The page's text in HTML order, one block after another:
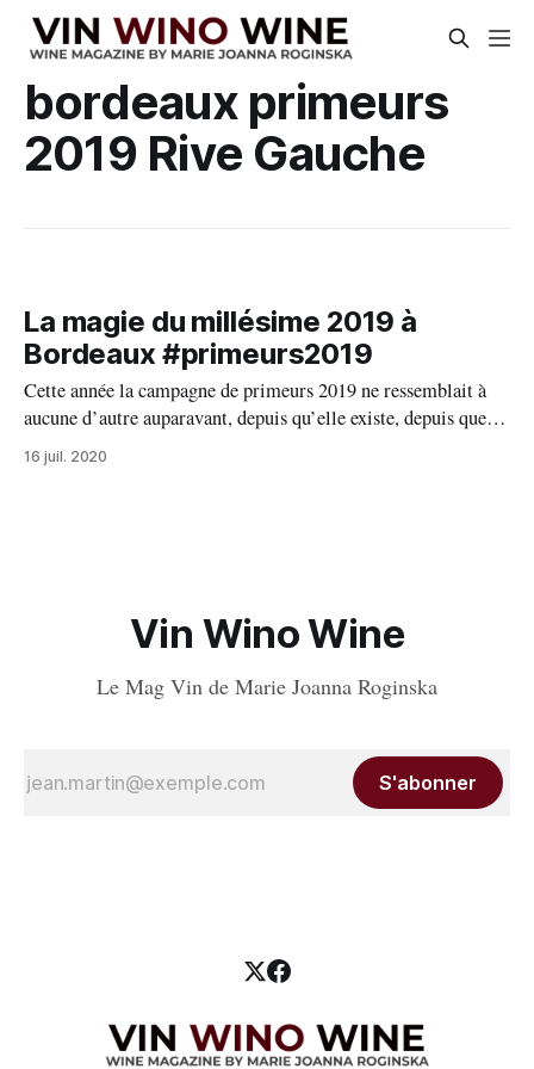
bordeaux primeurs
2019 Rive Gauche
La magie du millésime 2019 à
Bordeaux #primeurs2019
Cette année la campagne de primeurs 2019 ne ressemblait à
aucune d’autre auparavant, depuis qu’elle existe, depuis que ce
système de ventes a été institutionnalisé tout début des années
1980. Le contexte sanitaire dû au Covid-19 qui se répandait
16 juil. 2020
Vin Wino Wine
Le Mag Vin de Marie Joanna Roginska
S'abonner